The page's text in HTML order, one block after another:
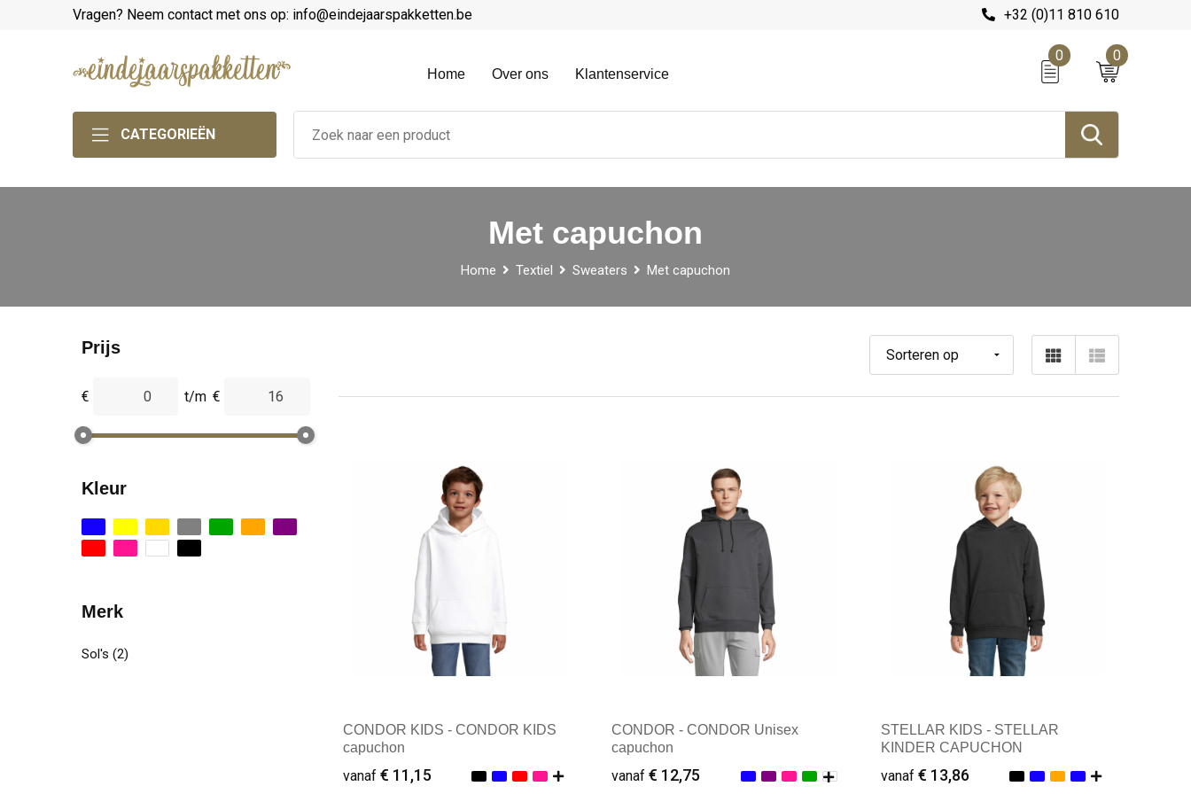
Vragen? Neem contact met ons op: info@eindejaarspakketten.be +32 (0)11 810 610
Home Over ons Klantenservice
0 0
CATEGORIEËN
Met capuchon
Home Textiel Sweaters Met capuchon
Prijs
€ t/m €
Kleur
Merk
Sol's (2)
CONDOR KIDS - CONDOR KIDS
capuchon
vanaf € 11,15
CONDOR - CONDOR Unisex
capuchon
vanaf€ 12,75
STELLAR KIDS - STELLAR
KINDER CAPUCHON
vanaf € 13,86